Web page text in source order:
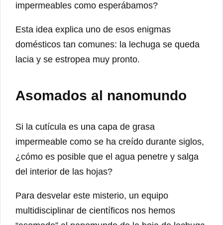
impermeables como esperábamos?
Esta idea explica uno de esos enigmas
domésticos tan comunes: la lechuga se queda
lacia y se estropea muy pronto.
Asomados al nanomundo
Si la cutícula es una capa de grasa
impermeable como se ha creído durante siglos,
¿cómo es posible que el agua penetre y salga
del interior de las hojas?
Para desvelar este misterio, un equipo
multidisciplinar de científicos nos hemos